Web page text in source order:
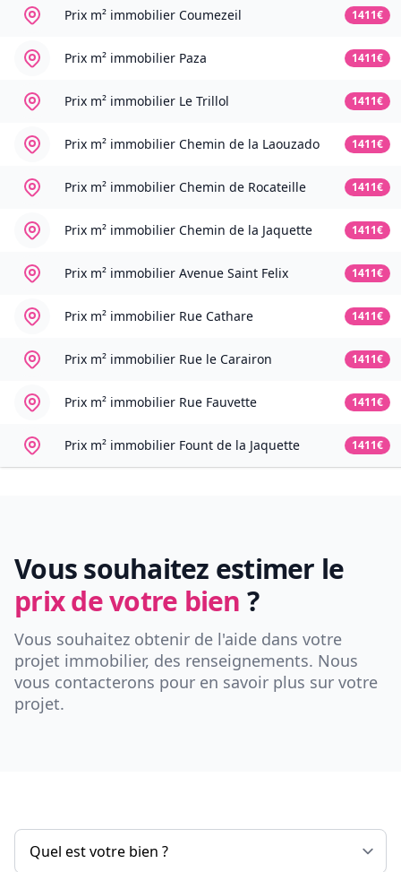
Prix m² immobilier Coumezeil 1411€
Prix m² immobilier Paza 1411€
Prix m² immobilier Le Trillol 1411€
Prix m² immobilier Chemin de la Laouzado 1411€
Prix m² immobilier Chemin de Rocateille 1411€
Prix m² immobilier Chemin de la Jaquette 1411€
Prix m² immobilier Avenue Saint Felix 1411€
Prix m² immobilier Rue Cathare 1411€
Prix m² immobilier Rue le Carairon 1411€
Prix m² immobilier Rue Fauvette 1411€
Prix m² immobilier Fount de la Jaquette 1411€
Vous souhaitez estimer le
prix de votre bien ?
Vous souhaitez obtenir de l'aide dans votre
projet immobilier, des renseignements. Nous
vous contacterons pour en savoir plus sur votre
projet.